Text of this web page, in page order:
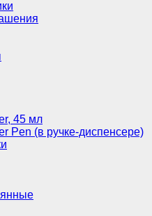
45 мл
Pen (в ручке-диспенсере)